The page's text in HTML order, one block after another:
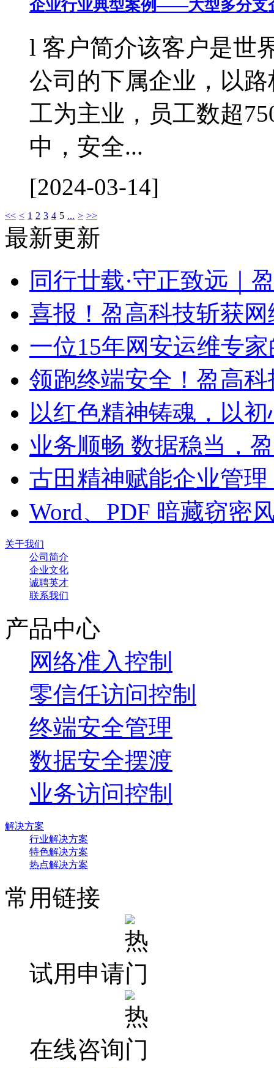
企业行业典型案例——大型多分支
l 客户简介该客户是世
公司的下属企业，以
工为主业，员工数超
中，安全...
[2024-03-14]
<< < 1 2 3 4 5 ... > >>
最新更新
同行廿载·守正致远｜
喜报！盈高科技斩获
一位15年网安运维专
领跑终端安全！盈高
以红色精神铸魂，以
业务顺畅 数据稳当，
古田精神赋能企业管
Word、PDF 暗藏窃密
关于我们
公司简介
企业文化
诚聘英才
联系我们
产品中心
网络准入控制
零信任访问控制
终端安全管理
数据安全摆渡
业务访问控制
解决方案
行业解决方案
特色解决方案
热点解决方案
常用链接
试用申请
在线咨询